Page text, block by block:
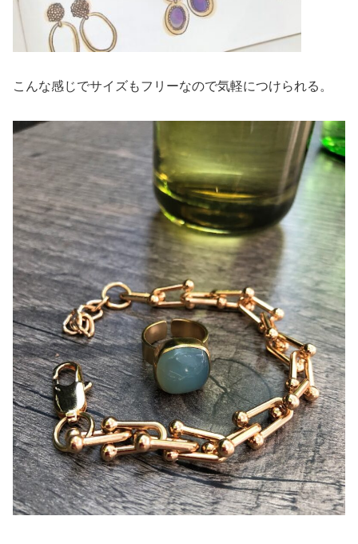
こんな感じでサイズもフリーなので気軽につけられる。